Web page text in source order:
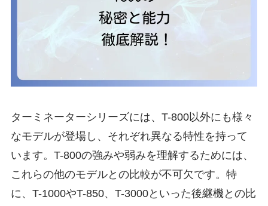
ターミネーターシリーズには、T-800以外にも様々
なモデルが登場し、それぞれ異なる特性を持って
います。T-800の強みや弱みを理解するためには、
これらの他のモデルとの比較が不可欠です。特
に、T-1000やT-850、T-3000といった後継機との比